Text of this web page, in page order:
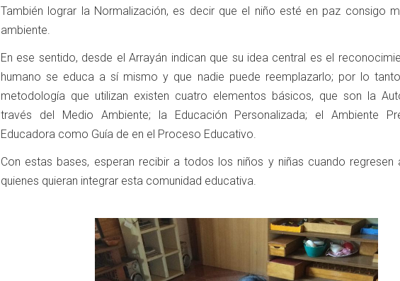
También lograr la Normalización, es decir que el niño esté en paz consigo
ambiente.
En ese sentido, desde el Arrayán indican que su idea central es el
humano se educa a sí mismo y que nadie puede reemplazarlo; por lo
metodología que utilizan existen cuatro elementos básicos, que son la
través del Medio Ambiente; la Educación Personalizada; el Ambiente
Educadora como Guía de en el Proceso Educativo.
Con estas bases, esperan recibir a todos los niños y niñas cuando regresen
quienes quieran integrar esta comunidad educativa.